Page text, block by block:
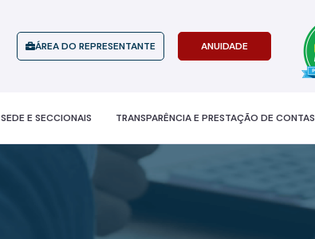
ÁREA DO REPRESENTANTE ANUIDADE
SEDE E SECCIONAIS TRANSPARÊNCIA E PRESTAÇÃO DE CONTAS